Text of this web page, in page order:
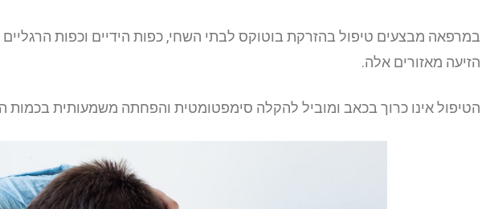
במרפאה מבצעים טיפול בהזרקת בוטוקס לבתי השחי, כפות הידיים וכפות
הזיעה מאזורים אלה.
הטיפול אינו כרוך בכאב ומוביל להקלה סימפטומטית והפחתה משמעותית בכמות